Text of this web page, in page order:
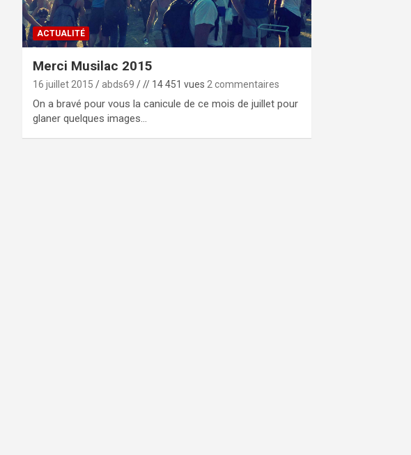
ACTUALITÉ
Merci Musilac 2015
16 juillet 2015 abds69 // 14 451 vues 2 commentaires
On a bravé pour vous la canicule de ce mois de juillet pour
glaner quelques images…